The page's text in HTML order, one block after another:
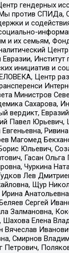
гендерных
против СПИДа,
и
и их семьям,
инициатив и
Центр
Министров
Сахарова,
вердикт,
Павел
Магомед
Юльевич,
Гасан
Чуркина
Лев
Щур
Сергей
Залмановна,
Елена
Вячеслав
Смирнов
Петрович,